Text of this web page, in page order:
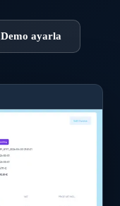
Demo ayarla